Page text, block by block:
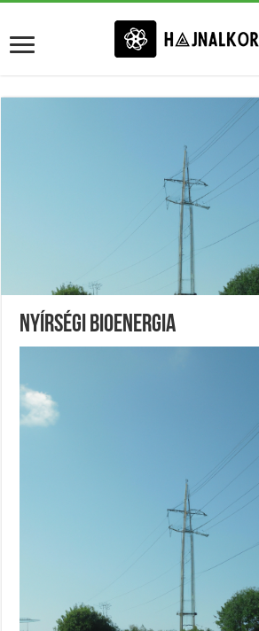
Nyírségi Bioenergia